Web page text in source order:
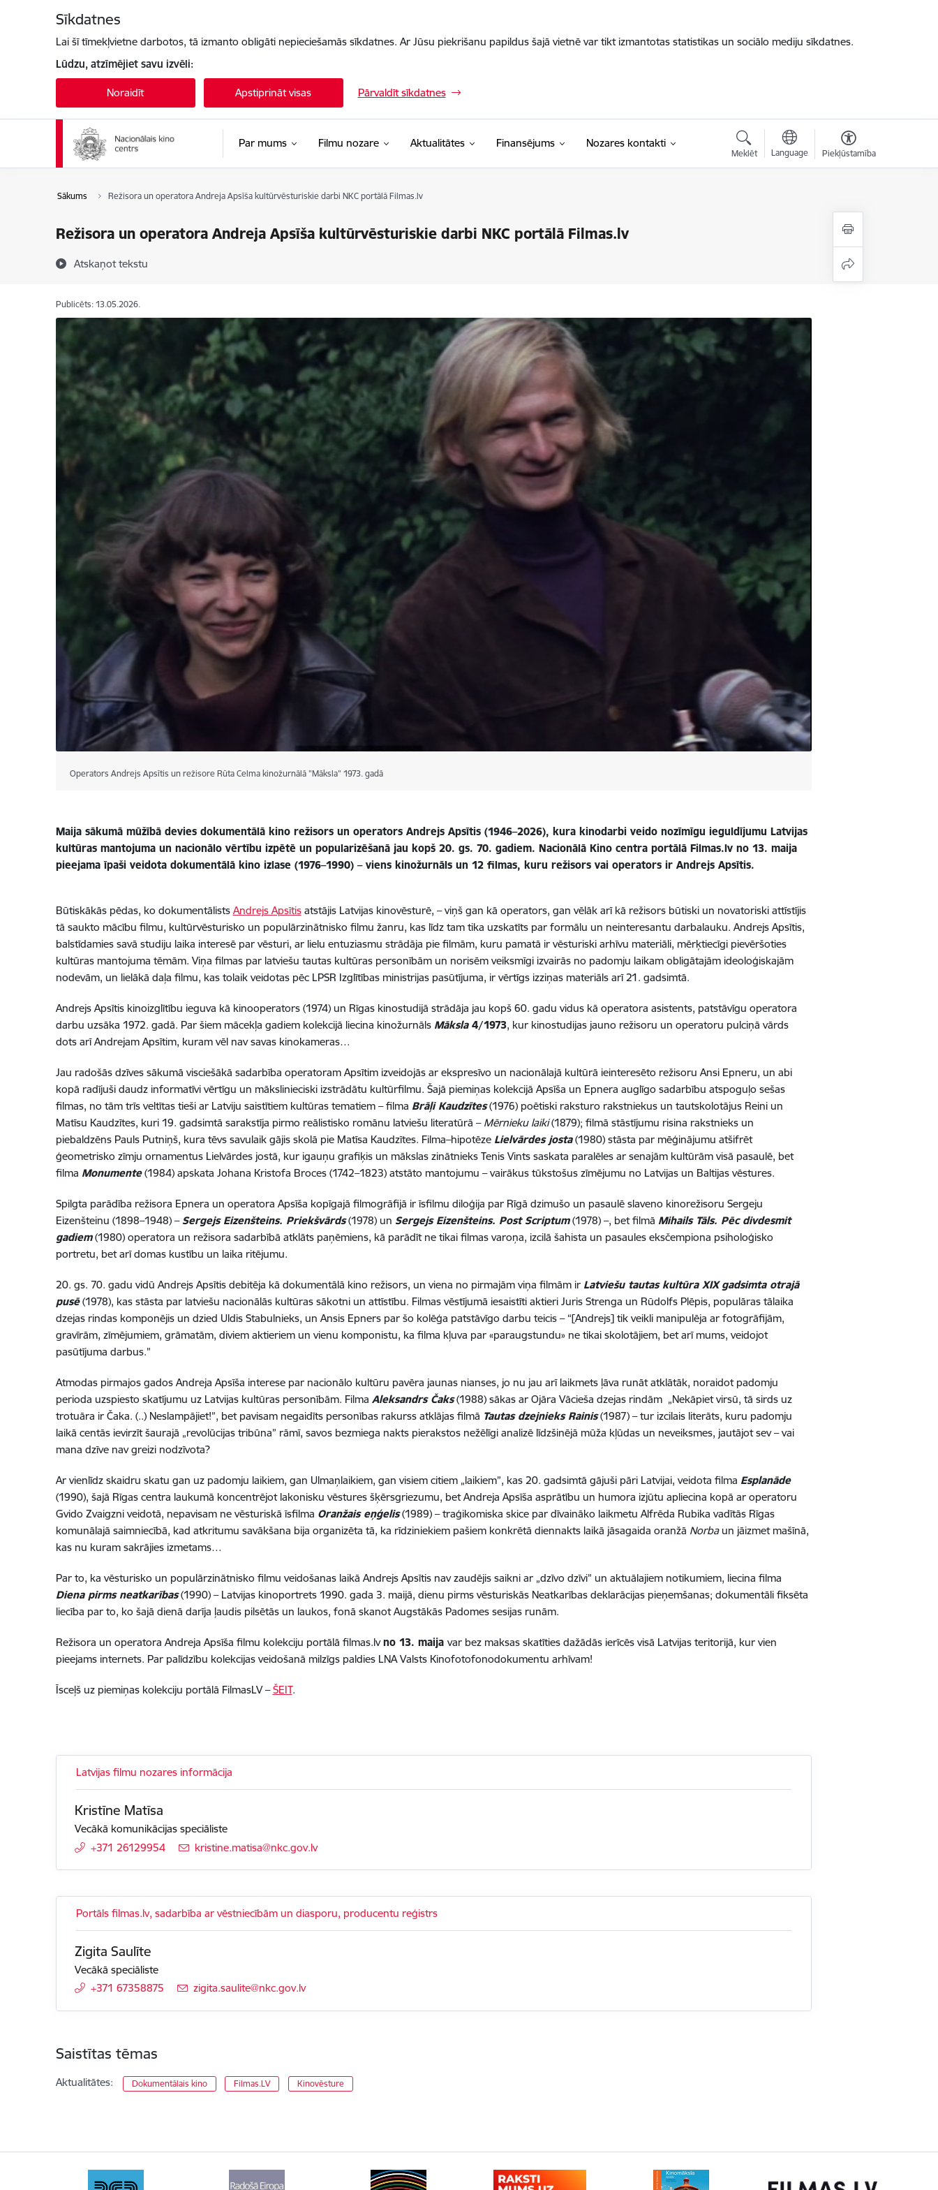
Sīkdatnes
Lai šī tīmekļvietne darbotos, tā izmanto obligāti nepieciešamās sīkdatnes. Ar Jūsu piekrišanu papildus šajā vietnē var tikt izmantotas statistikas un sociālo mediju sīkdatnes.
Lūdzu, atzīmējiet savu izvēli:
Noraidīt Apstiprināt visas Pārvaldīt sīkdatnes
Par mums Filmu nozare Aktualitātes Finansējums Nozares kontakti
Meklēt Language Piekļūstamība
Sākums Režisora un operatora Andreja Apsīša kultūrvēsturiskie darbi NKC portālā Filmas.lv
Režisora un operatora Andreja Apsīša kultūrvēsturiskie darbi NKC portālā Filmas.lv
Atskaņot tekstu
Publicēts: 13.05.2026.
Operators Andrejs Apsītis un režisore Rūta Celma kinožurnālā "Māksla" 1973. gadā
Maija sākumā mūžībā devies dokumentālā kino režisors un operators Andrejs Apsītis (1946–2026), kura kinodarbi veido nozīmīgu ieguldījumu Latvijas
kultūras mantojuma un nacionālo vērtību izpētē un popularizēšanā jau kopš 20. gs. 70. gadiem. Nacionālā Kino centra portālā Filmas.lv no 13. maija
pieejama īpaši veidota dokumentālā kino izlase (1976–1990) – viens kinožurnāls un 12 filmas, kuru režisors vai operators ir Andrejs Apsītis.
Būtiskākās pēdas, ko dokumentālists Andrejs Apsītisatstājis Latvijas kinovēsturē, – viņš gan kā operators, gan vēlāk arī kā režisors būtiski un novatoriski attīstījis
tā saukto mācību filmu, kultūrvēsturisko un populārzinātnisko filmu žanru, kas līdz tam tika uzskatīts par formālu un neinteresantu darbalauku. Andrejs Apsītis,
balstīdamies savā studiju laika interesē par vēsturi, ar lielu entuziasmu strādāja pie filmām, kuru pamatā ir vēsturiski arhīvu materiāli, mērķtiecīgi pievēršoties
kultūras mantojuma tēmām. Viņa filmas par latviešu tautas kultūras personībām un norisēm veiksmīgi izvairās no padomju laikam obligātajām ideoloģiskajām
nodevām, un lielākā daļa filmu, kas tolaik veidotas pēc LPSR Izglītības ministrijas pasūtījuma, ir vērtīgs izziņas materiāls arī 21. gadsimtā.
Andrejs Apsītis kinoizglītību ieguva kā kinooperators (1974) un Rīgas kinostudijā strādāja jau kopš 60. gadu vidus kā operatora asistents, patstāvīgu operatora
darbu uzsāka 1972. gadā. Par šiem mācekļa gadiem kolekcijā liecina kinožurnāls Māksla4/1973, kur kinostudijas jauno režisoru un operatoru pulciņā vārds
dots arī Andrejam Apsītim, kuram vēl nav savas kinokameras…
Jau radošās dzīves sākumā visciešākā sadarbība operatoram Apsītim izveidojās ar ekspresīvo un nacionālajā kultūrā ieinteresēto režisoru Ansi Epneru, un abi
kopā radījuši daudz informatīvi vērtīgu un mākslinieciski izstrādātu kultūrfilmu. Šajā piemiņas kolekcijā Apsīša un Epnera auglīgo sadarbību atspoguļo sešas
filmas, no tām trīs veltītas tieši ar Latviju saistītiem kultūras tematiem – filma Brāļi Kaudzītes(1976) poētiski raksturo rakstniekus un tautskolotājus Reini un
Matīsu Kaudzītes, kuri 19. gadsimtā sarakstīja pirmo reālistisko romānu latviešu literatūrā – Mērnieku laiki(1879); filmā stāstījumu risina rakstnieks un
piebaldzēns Pauls Putniņš, kura tēvs savulaik gājis skolā pie Matīsa Kaudzītes. Filma–hipotēze Lielvārdes josta(1980) stāsta par mēģinājumu atšifrēt
ģeometrisko zīmju ornamentus Lielvārdes jostā, kur igauņu grafiķis un mākslas zinātnieks Tenis Vints saskata paralēles ar senajām kultūrām visā pasaulē, bet
filma Monumente(1984) apskata Johana Kristofa Broces (1742–1823)atstāto mantojumu – vairākus tūkstošus zīmējumu no Latvijas un Baltijas vēstures.
Spilgta parādība režisora Epnera un operatora Apsīša kopīgajā filmogrāfijā ir īsfilmu diloģija par Rīgā dzimušo un pasaulē slaveno kinorežisoru Sergeju
Eizenšteinu (1898–1948)– Sergejs Eizenšteins. Priekšvārds(1978) un Sergejs Eizenšteins. Post Scriptum(1978) –, bet filmā Mihails Tāls. Pēc divdesmit
gadiem(1980) operatora un režisora sadarbībā atklāts paņēmiens, kā parādīt ne tikai filmas varoņa, izcilā šahista un pasaules eksčempiona psiholoģisko
portretu, bet arī domas kustību un laika ritējumu.
20. gs. 70. gadu vidū Andrejs Apsītis debitēja kā dokumentālā kino režisors, un viena no pirmajām viņa filmām ir Latviešu tautas kultūra XIX gadsimta otrajā
pusē(1978), kas stāsta par latviešu nacionālās kultūras sākotni un attīstību. Filmas vēstījumā iesaistīti aktieri Juris Strenga un Rūdolfs Plēpis, populāras tālaika
dzejas rindas komponējis un dzied Uldis Stabulnieks, un Ansis Epners par šo kolēģa patstāvīgo darbu teicis – “[Andrejs] tik veikli manipulēja ar fotogrāfijām,
gravīrām, zīmējumiem, grāmatām, diviem aktieriem un vienu komponistu, ka filma kļuva par «paraugstundu» ne tikai skolotājiem, bet arī mums, veidojot
pasūtījuma darbus.”
Atmodas pirmajos gados Andreja Apsīša interese par nacionālo kultūru pavēra jaunas nianses, jo nu jau arī laikmets ļāva runāt atklātāk, noraidot padomju
perioda uzspiesto skatījumu uz Latvijas kultūras personībām. Filma Aleksandrs Čaks(1988) sākas ar Ojāra Vācieša dzejas rindām „Nekāpiet virsū, tā sirds uz
trotuāra ir Čaka. (..) Neslampājiet!”, bet pavisam negaidīts personības rakurss atklājas filmā Tautas dzejnieks Rainis(1987) – tur izcilais literāts, kuru padomju
laikā centās ievirzīt šaurajā „revolūcijas tribūna” rāmī, savos bezmiega nakts pierakstos nežēlīgi analizē līdzšinējā mūža kļūdas un neveiksmes, jautājot sev – vai
mana dzīve nav greizi nodzīvota?
Ar vienlīdz skaidru skatu gan uz padomju laikiem, gan Ulmaņlaikiem, gan visiem citiem „laikiem”, kas 20. gadsimtā gājuši pāri Latvijai, veidota filma Esplanāde
(1990), šajā Rīgas centra laukumā koncentrējot lakonisku vēstures šķērsgriezumu, bet Andreja Apsīša asprātību un humora izjūtu apliecina kopā ar operatoru
Gvido Zvaigzni veidotā, nepavisam ne vēsturiskā īsfilma Oranžais eņģelis(1989) – traģikomiska skice par dīvaināko laikmetu Alfrēda Rubika vadītās Rīgas
komunālajā saimniecībā, kad atkritumu savākšana bija organizēta tā, ka rīdziniekiem pašiem konkrētā diennakts laikā jāsagaida oranžā Norbaun jāizmet mašīnā,
kas nu kuram sakrājies izmetams…
Par to, ka vēsturisko un populārzinātnisko filmu veidošanas laikā Andrejs Apsītis nav zaudējis saikni ar „dzīvo dzīvi” un aktuālajiem notikumiem, liecina filma
Diena pirms neatkarības(1990) – Latvijas kinoportrets 1990. gada 3. maijā, dienu pirms vēsturiskās Neatkarības deklarācijas pieņemšanas; dokumentāli fiksēta
liecība par to, ko šajā dienā darīja ļaudis pilsētās un laukos, fonā skanot Augstākās Padomes sesijas runām.
Režisora un operatora Andreja Apsīša filmu kolekciju portālā filmas.lvno 13. maija var bez maksas skatīties dažādās ierīcēs visā Latvijas teritorijā, kur vien
pieejams internets. Par palīdzību kolekcijas veidošanā milzīgs paldies LNA Valsts Kinofotofonodokumentu arhīvam!
Īsceļš uz piemiņas kolekciju portālā FilmasLV – ŠEIT.
Latvijas filmu nozares informācija
Kristīne Matīsa
Vecākā komunikācijas speciāliste
+371 26129954
E-pasts:
kristine.matisa@nkc.gov.lv
Portāls filmas.lv, sadarbība ar vēstniecībām un diasporu, producentu reģistrs
Zigita Saulīte
Vecākā speciāliste
+371 67358875
E-pasts:
zigita.saulite@nkc.gov.lv
Saistītas tēmas
Aktualitātes: Dokumentālais kino Filmas.LV Kinovēsture